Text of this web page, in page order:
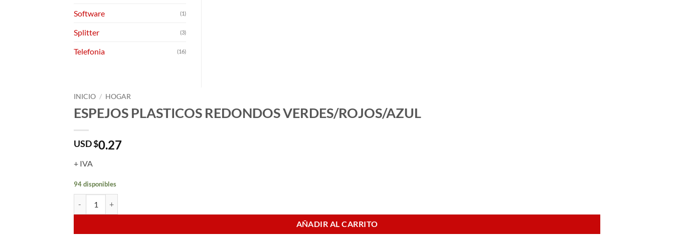
INICIO / HOGAR
ESPEJOS PLASTICOS REDONDOS VERDES/ROJOS/AZUL
USD $0.27
+ IVA
94 disponibles
AÑADIR AL CARRITO
Software (1)
Splitter (3)
Telefonia (16)